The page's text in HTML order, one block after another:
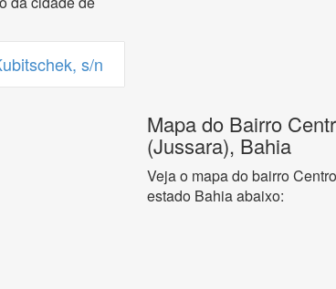
s/n
Mapa do Bairro
(Jussara), Bahia
Veja o mapa do bairro
estado Bahia abaixo: